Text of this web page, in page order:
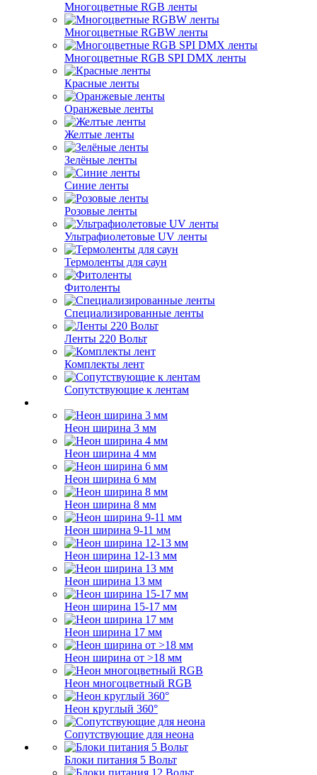
Многоцветные RGB ленты
Многоцветные RGBW ленты
Многоцветные RGB SPI DMX ленты
Красные ленты
Оранжевые ленты
Желтые ленты
Зелёные ленты
Синие ленты
Розовые ленты
Ультрафиолетовые UV ленты
Термоленты для саун
Фитоленты
Специализированные ленты
Ленты 220 Вольт
Комплекты лент
Сопутствующие к лентам
Неон ширина 3 мм
Неон ширина 4 мм
Неон ширина 6 мм
Неон ширина 8 мм
Неон ширина 9-11 мм
Неон ширина 12-13 мм
Неон ширина 13 мм
Неон ширина 15-17 мм
Неон ширина 17 мм
Неон ширина от >18 мм
Неон многоцветный RGB
Неон круглый 360°
Сопутствующие для неона
Блоки питания 5 Вольт